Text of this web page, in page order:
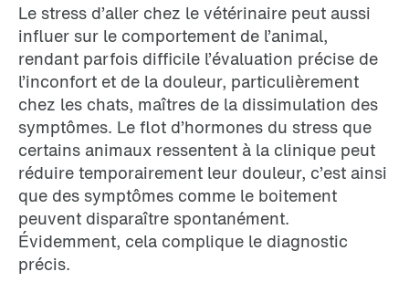
Le stress d’aller chez le vétérinaire peut aussi
influer sur le comportement de l’animal,
rendant parfois difficile l’évaluation précise de
l’inconfort et de la douleur, particulièrement
chez les chats, maîtres de la dissimulation des
symptômes. Le flot d’hormones du stress que
certains animaux ressentent à la clinique peut
réduire temporairement leur douleur, c’est ainsi
que des symptômes comme le boitement
peuvent disparaître spontanément.
Évidemment, cela complique le diagnostic
précis.